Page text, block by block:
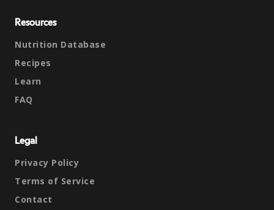
Resources
Nutrition Database
Recipes
Learn
FAQ
Legal
Privacy Policy
Terms of Service
Contact